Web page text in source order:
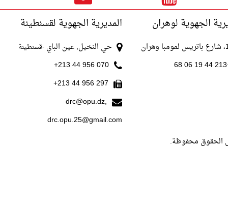
résolus
الجهوية لوهران المديرية الجهوية لقسنطينة
حي النخيل, عين الباي -قسنطينة
070 956 44 213+
297 956 44 213+
drc@opu.dz,
drc.opu.25@gmail.com
الحقوق محفوظة.